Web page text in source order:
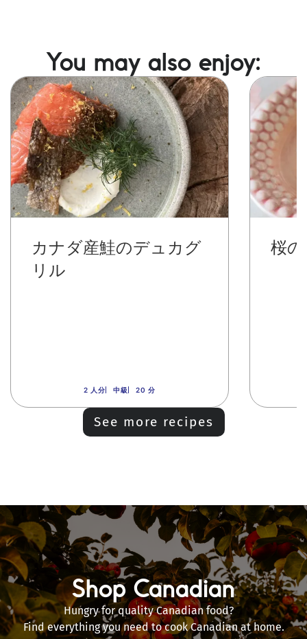
You may also enjoy:
Image
カナダ産鮭のデュカグ
リル
2 人分 中級 20 分
Image
桜
See more recipes
Shop Canadian
Hungry for quality Canadian food?
Find everything you need to cook Canadian at home.